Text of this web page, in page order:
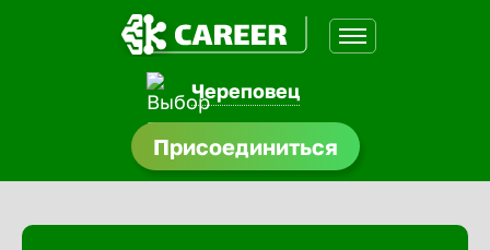
Череповец
Присоединиться